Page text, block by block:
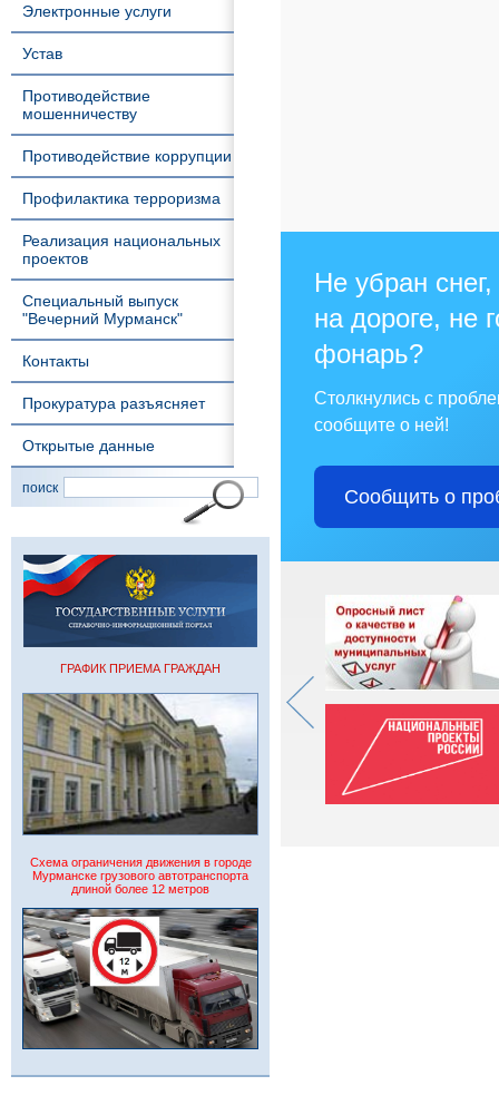
Электронные услуги
Устав
Противодействие
мошенничеству
Противодействие коррупции
Профилактика терроризма
Реализация национальных
проектов
Специальный выпуск
"Вечерний Мурманск"
Контакты
Прокуратура разъясняет
Открытые данные
поиск
ГРАФИК ПРИЕМА ГРАЖДАН
Схема ограничения движения в городе
Мурманске грузового автотранспорта
длиной более 12 метров
Не убран
на дороге, не
фонарь?
Столкнулись с
сообщите о ней!
Сообщить о